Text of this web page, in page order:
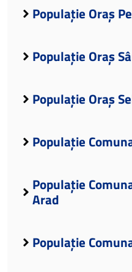
Populație Oraș
Populație Oraș
Populație Oraș
Populație
Populație
Arad
Populație